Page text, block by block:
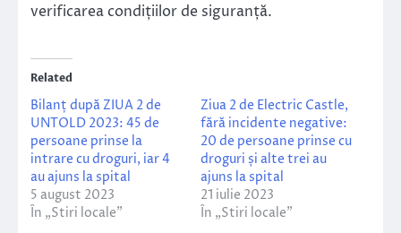
verificarea condițiilor de siguranță.
Related
Bilanț după ZIUA 2 de
UNTOLD 2023: 45 de
persoane prinse la
intrare cu droguri, iar 4
au ajuns la spital
5 august 2023
În „Stiri locale”
Ziua 2 de Electric Castle,
fără incidente negative:
20 de persoane prinse cu
droguri și alte trei au
ajuns la spital
21 iulie 2023
În „Stiri locale”